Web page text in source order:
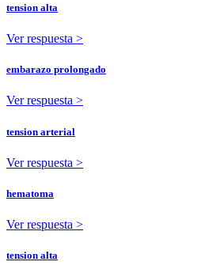
tension alta
Ver respuesta >
embarazo prolongado
Ver respuesta >
tension arterial
Ver respuesta >
hematoma
Ver respuesta >
tension alta